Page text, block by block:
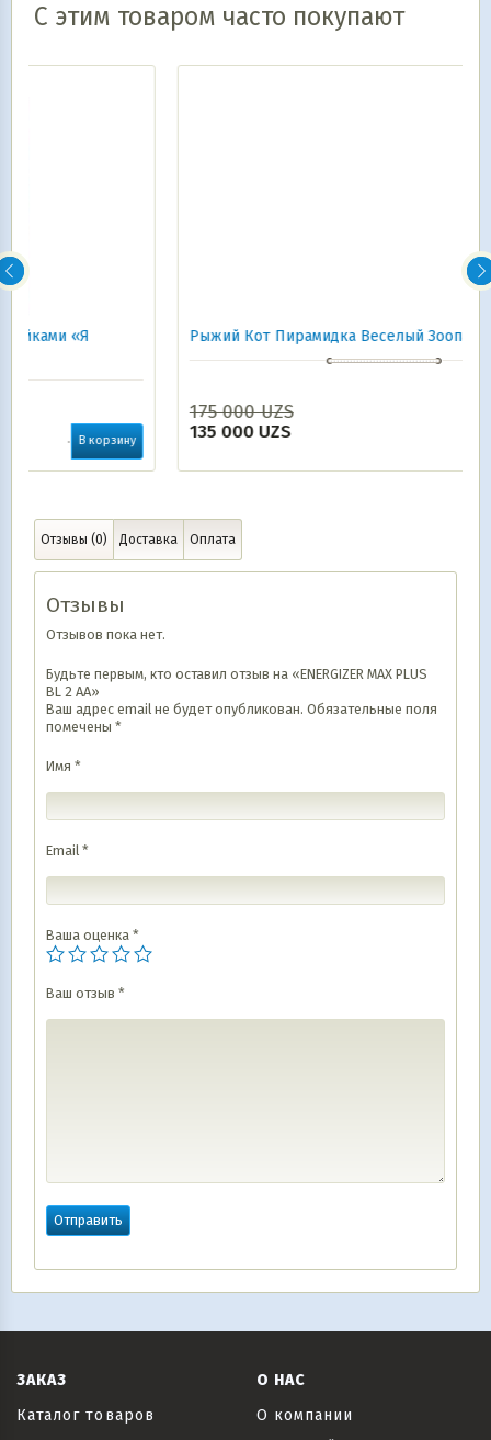
С этим товаром часто покупают
Рыжий Кот Пирамидка Веселый Зоопарк 8шт 6+
135 000UZS
Отзывы (0) Доставка Оплата
Отзывы
Отзывов пока нет.
Будьте первым, кто оставил отзыв на «ENERGIZER MAX PLUS
BL 2 AA»
Ваш адрес email не будет опубликован. Обязательные поля
помечены *
Имя *
Email *
Ваша оценка *
Ваш отзыв *
ЗАКАЗ
Каталог товаров
О НАС
О компании